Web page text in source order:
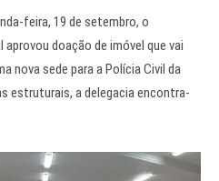
feira, 19 de setembro, o
doação de imóvel que vai
nova sede para a Polícia Civil da
estruturais, a delegacia encontra-